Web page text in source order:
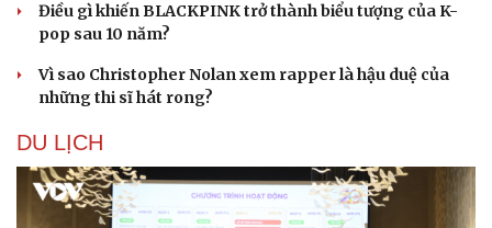
Điều gì khiến BLACKPINK trở thành biểu tượng của K-
pop sau 10 năm?
Vì sao Christopher Nolan xem rapper là hậu duệ của
những thi sĩ hát rong?
DU LỊCH